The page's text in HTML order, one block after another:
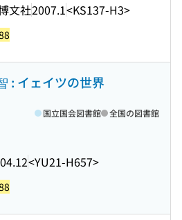
文社2007.1<KS137-H3>
: イェイツの世界
<YU21-H657>
国立国会図書館 全国の図書館